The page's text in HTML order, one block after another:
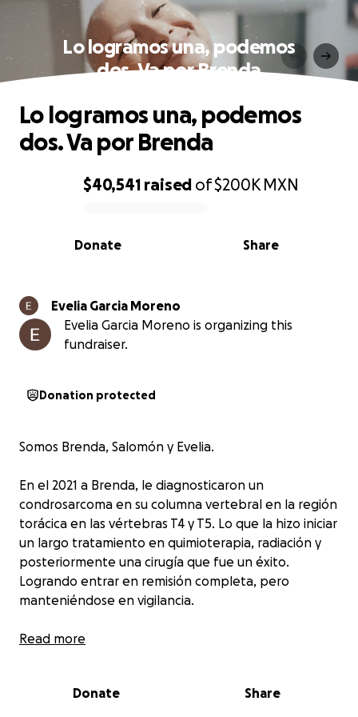
Lo logramos una, podemos
dos. Va por Brenda
0% complete
$40,541 raised of$200K MXN
Share
Donate
Lo logramos una, podemos
dos. Va por Brenda
Evelia Garcia Moreno
Evelia Garcia Moreno is organizing this
fundraiser.
Donation protected
Somos Brenda, Salomón y Evelia.
En el 2021 a Brenda, le diagnosticaron un
condrosarcoma en su columna vertebral en la región
torácica en las vértebras T4 y T5. Lo que la hizo iniciar
un largo tratamiento en quimioterapia, radiación y
posteriormente una cirugía que fue un éxito.
Logrando entrar en remisión completa, pero
manteniéndose en vigilancia.
Desafortunadamente en el último año, sus PET y
en la zona lumbar en las vértebras L3 y L4.
Read more
Donate Share